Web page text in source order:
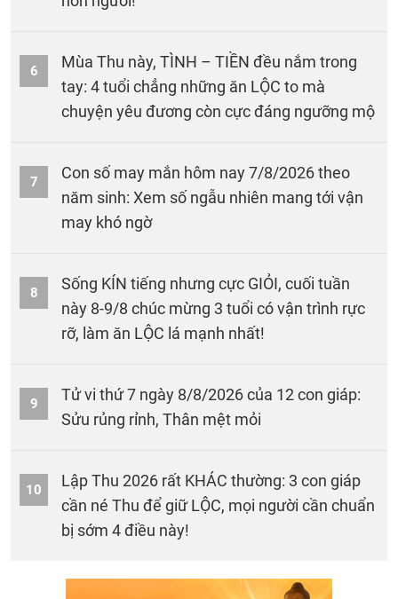
6
Mùa Thu này, TÌNH – TIỀN đều nắm trong
tay: 4 tuổi chẳng những ăn LỘC to mà
chuyện yêu đương còn cực đáng ngưỡng mộ
7
Con số may mắn hôm nay 7/8/2026 theo
năm sinh: Xem số ngẫu nhiên mang tới vận
may khó ngờ
8
Sống KÍN tiếng nhưng cực GIỎI, cuối tuần
này 8-9/8 chúc mừng 3 tuổi có vận trình rực
rỡ, làm ăn LỘC lá mạnh nhất!
9
Tử vi thứ 7 ngày 8/8/2026 của 12 con giáp:
Sửu rủng rỉnh, Thân mệt mỏi
10
Lập Thu 2026 rất KHÁC thường: 3 con giáp
cần né Thu để giữ LỘC, mọi người cần chuẩn
bị sớm 4 điều này!